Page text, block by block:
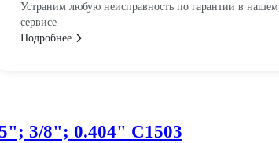
Устраним любую неисправность по гарантии в нашем
сервисе
Подробнее
3/8"; 0.404" C1503